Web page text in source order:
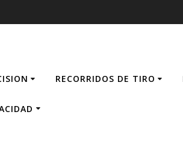
RECORRIDOS DE TIRO